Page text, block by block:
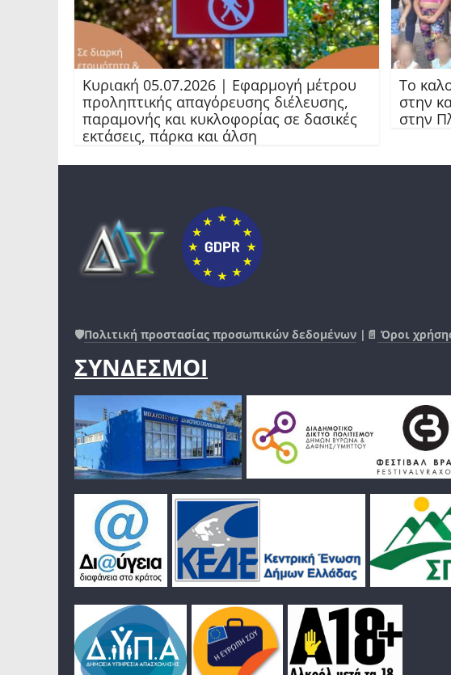
Κυριακή 05.07.2026 | Εφαρμογή μέτρου
προληπτικής απαγόρευσης διέλευσης,
παραμονής και κυκλοφορίας σε δασικές
εκτάσεις, πάρκα και άλση
Το
στην
στην
🛡️Πολιτική προστασίας προσωπικών δεδομένων |📄 Όροι
ΣΥΝΔΕΣΜΟΙ